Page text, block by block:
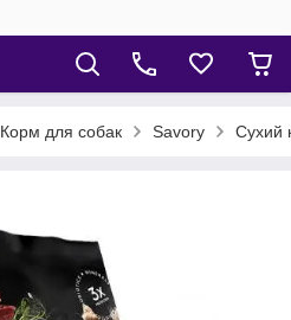
Корм для собак Savory Сухий